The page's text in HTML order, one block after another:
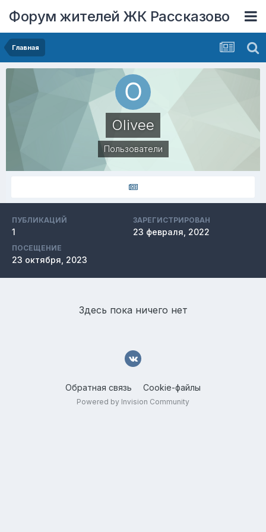
Форум жителей ЖК Рассказово
Главная
Olivee
Пользователи
ПУБЛИКАЦИЙ
1
ЗАРЕГИСТРИРОВАН
23 февраля, 2022
ПОСЕЩЕНИЕ
23 октября, 2023
Здесь пока ничего нет
Обратная связь Cookie-файлы
Powered by Invision Community